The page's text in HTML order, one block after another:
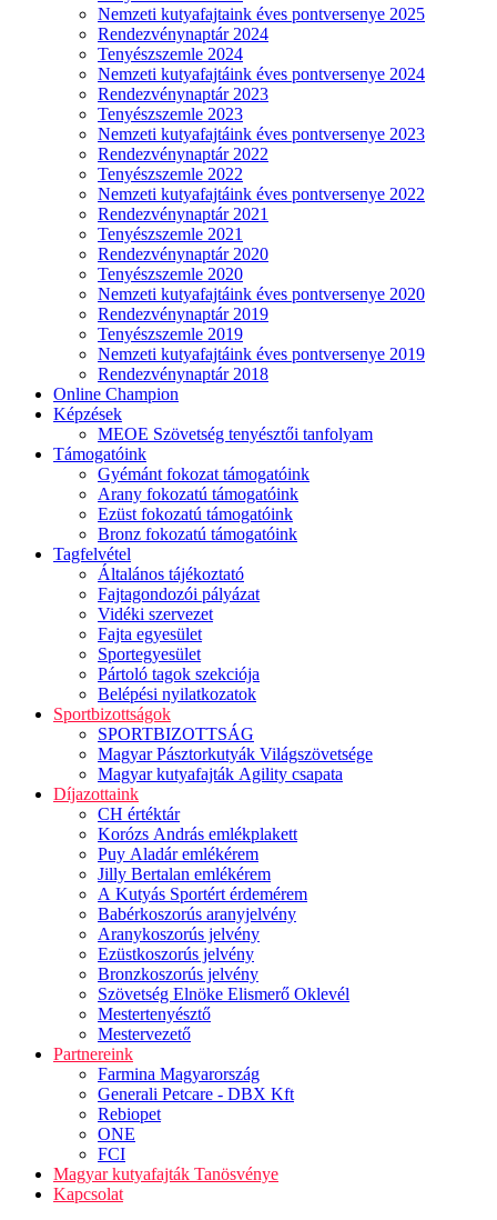
Nemzeti kutyafajtaink éves pontversenye 2025
Rendezvénynaptár 2024
Tenyészszemle 2024
Nemzeti kutyafajtáink éves pontversenye 2024
Rendezvénynaptár 2023
Tenyészszemle 2023
Nemzeti kutyafajtáink éves pontversenye 2023
Rendezvénynaptár 2022
Tenyészszemle 2022
Nemzeti kutyafajtáink éves pontversenye 2022
Rendezvénynaptár 2021
Tenyészszemle 2021
Rendezvénynaptár 2020
Tenyészszemle 2020
Nemzeti kutyafajtáink éves pontversenye 2020
Rendezvénynaptár 2019
Tenyészszemle 2019
Nemzeti kutyafajtáink éves pontversenye 2019
Rendezvénynaptár 2018
Online Champion
Képzések
MEOE Szövetség tenyésztői tanfolyam
Támogatóink
Gyémánt fokozat támogatóink
Arany fokozatú támogatóink
Ezüst fokozatú támogatóink
Bronz fokozatú támogatóink
Tagfelvétel
Általános tájékoztató
Fajtagondozói pályázat
Vidéki szervezet
Fajta egyesület
Sportegyesület
Pártoló tagok szekciója
Belépési nyilatkozatok
Sportbizottságok
SPORTBIZOTTSÁG
Magyar Pásztorkutyák Világszövetsége
Magyar kutyafajták Agility csapata
Díjazottaink
CH értéktár
Korózs András emlékplakett
Puy Aladár emlékérem
Jilly Bertalan emlékérem
A Kutyás Sportért érdemérem
Babérkoszorús aranyjelvény
Aranykoszorús jelvény
Ezüstkoszorús jelvény
Bronzkoszorús jelvény
Szövetség Elnöke Elismerő Oklevél
Mestertenyésztő
Mestervezető
Partnereink
Farmina Magyarország
Generali Petcare - DBX Kft
Rebiopet
ONE
FCI
Magyar kutyafajták Tanösvénye
Kapcsolat